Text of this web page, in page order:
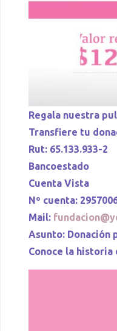
Regala nuestra
Transfiere tu
Rut: 65.133.933-2
Bancoestado
Cuenta Vista
Nº cuenta:
Mail:
Asunto: Donación
Conoce la